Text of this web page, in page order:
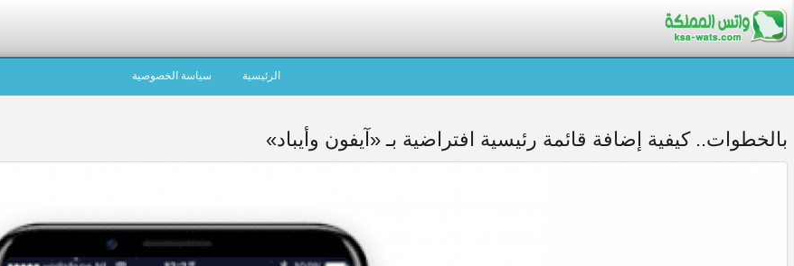
الرئيسية سياسة الخصوصية
بالخطوات.. كيفية إضافة قائمة رئيسية افتراضية بـ «آيفون وأيباد»